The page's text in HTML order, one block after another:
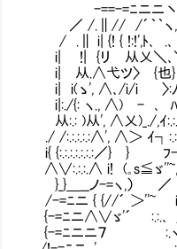
-==-=ﾆニニ丶 ,,｡
／ /.∥// /´｀｀ヽ,`''＜
/ .∥ i| {! { !:!',ﾄ､ .､
i| !| {リⅥ从乂＼､＼
i| 从.∧弋ツ〉 {也} i }
i| i(ゝ', ∧､/i/i 〉:ﾉ从
i|:./{: ヽ., ∧) - ､ ﾊ:＼
从:.: )从', ∧乂)_./,ｲ
./ /:.:.:.:.:∧', ∧＞ ｲ┐:.:.:
i{ {:.:.:.:.:.:.:／} } ﾌ-=
∧∨:.:.:.∧ i! (｡
}_}＿__ノ-=ヽ
/-=ﾆニ { {//
{-=ﾆニ∧∨ゞ'´
{-=ﾆニニ７ :.